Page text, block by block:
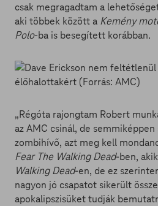
csak megragadtam a
aki többek között a Kemény
Polo-ba is besegített korábban.
„Régóta rajongtam Robert
az AMC csinál, de
zombihívő, azt meg kell
Fear The Walking Dead-ben,
Walking Dead-en, de ez
nagyon jó csapatot sikerült
apokalipszisüket tudják